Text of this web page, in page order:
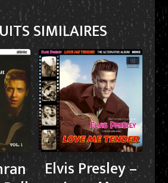
SIMILAIRES
Elvis Presley –